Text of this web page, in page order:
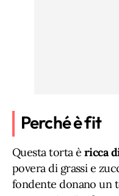
Perché è fit
Questa torta è ricca
povera di grassi e
fondente donano un